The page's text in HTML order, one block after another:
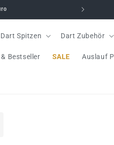
Dart Spitzen Dart Zubehör
Bestseller SALE Auslauf